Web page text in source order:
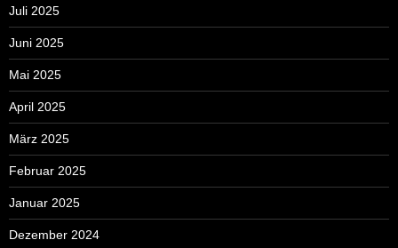
Juli 2025
Juni 2025
Mai 2025
April 2025
März 2025
Februar 2025
Januar 2025
Dezember 2024